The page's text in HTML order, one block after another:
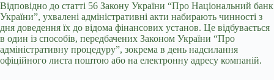
Відповідно до статті 56 Закону України “Про Національний банк
України”, ухвалені адміністративні акти набирають чинності з
дня доведення їх до відома фінансових установ. Це відбувається
в один із способів, передбачених Законом України “Про
адміністративну процедуру”, зокрема в день надсилання
офіційного листа поштою або на електронну адресу компаній.